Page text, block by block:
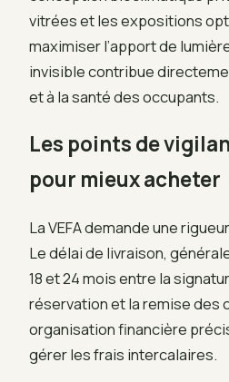
vitrées et les expositions
maximiser l’apport de
invisible contribue
et à la santé des occupants.
Les points de
pour mieux acheter
La VEFA demande une
Le délai de livraison,
18 et 24 mois entre la
réservation et la remise des
organisation financière
gérer les frais intercalaires.